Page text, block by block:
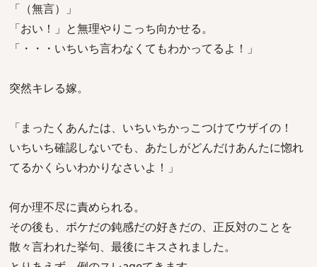
「（無言）」
「おい！」と無理やりこっち向かせる。
「・・・いちいち言わなくてもわかってるよ！」
突然キレる嫁。
「まったくあんたは、いちいちかっこつけてウザイの！
いちいち確認しないでも、あたしがどんだけあんたに惚れ
てるかくらいわかりなさいよ！」
何か理不尽に責められる。
その後も、ボケだの鈍感だの好きだの、正反対のことを
散々言われた挙句、最後にキスされました。